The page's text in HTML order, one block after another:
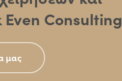
Even Consulting
μας